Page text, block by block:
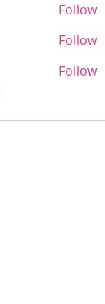
Follow
Follow
Follow